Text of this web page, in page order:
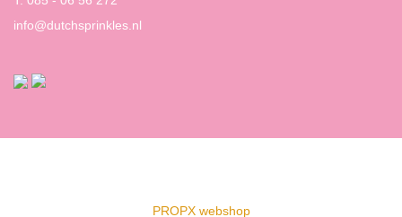
info@dutchsprinkles.nl
PROPX webshop